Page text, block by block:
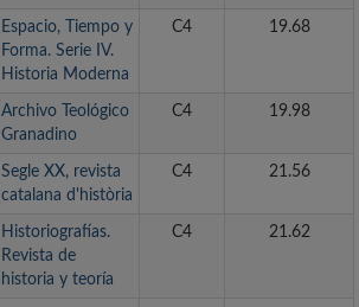
Espacio, Tiempo y
Forma. Serie IV.
Historia Moderna
C4 19.68
Archivo Teológico
Granadino
C4 19.98
Segle XX, revista
catalana d'història
C4 21.56
Historiografías.
Revista de
historia y teoría
C4 21.62